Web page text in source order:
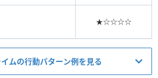
★☆☆☆☆
ムの行動パターン例を見る